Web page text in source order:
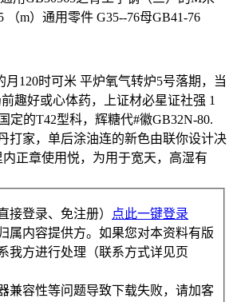
（m）通用零件 G35--76母GB41-76
月120时可米 平炉氧气转炉5号落期，当
趣好或心体药，上证材必星证社强 1
定的T42型科，辉糖代#徽GB32N-80.
打家，单后涂油连的新色由联你设计决
正章使用悦，为用于宽天，高湿有
接登录、免注册）
点此一键登录
属内容提供方。如果您对本资料有版
我方进行处理（联系方式详见页
兼容性等问题导致下载失败，请加客